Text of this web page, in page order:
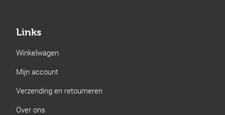
Links
Winkelwagen
Mijn account
Verzending en retourneren
Over ons